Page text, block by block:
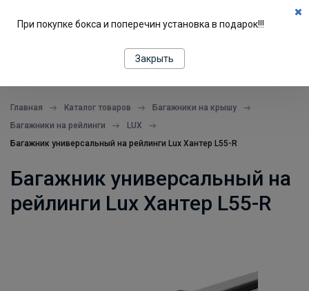
Главная Каталог товаров
Багажники на крышу
Багажники на рейлинги
LUX
Багажник универсальный на рейлинги Lux Хантер L55-R
Багажник универсальный на
рейлинги Lux Хантер L55-R
При покупке бокса и поперечин установка в подарок!!!
Закрыть